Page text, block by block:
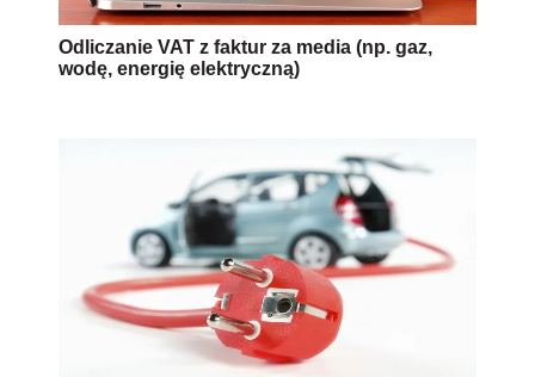
Odliczanie VAT z faktur za media (np. gaz,
wodę, energię elektryczną)